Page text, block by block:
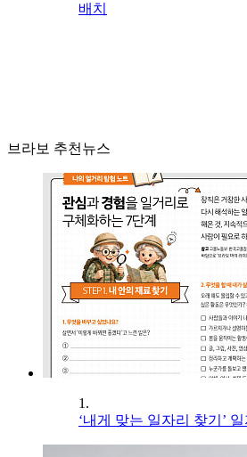
배치
브라보 추천뉴스
1.
‘내게 맞는 일자리 찾기’